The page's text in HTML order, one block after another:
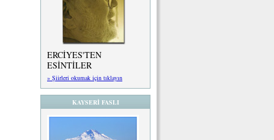
ERCİYES'TEN
ESİNTİLER
» Şiirleri okumak için tıklayın
KAYSERİ FASLI